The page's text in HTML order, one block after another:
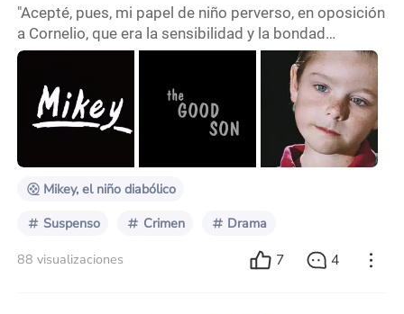
"Acepté, pues, mi papel de niño perverso, en oposición
a Cornelio, que era la sensibilidad y la bondad
personificada". Frecuentemente, encerrado en el
cuarto, lloré por mis pecados, pidiendo a Dios que me
otorgara el favor de devolverme parecido a mi amigo".
Inspirado en una reseña de YouTube que resaltaba las
similitudes entre Mikey y The Good Son, decidí hacer
un análisis comparativo de ambas pe
Mikey, el niño diabólico
Suspenso Crimen Drama
88 visualizaciones 7 4